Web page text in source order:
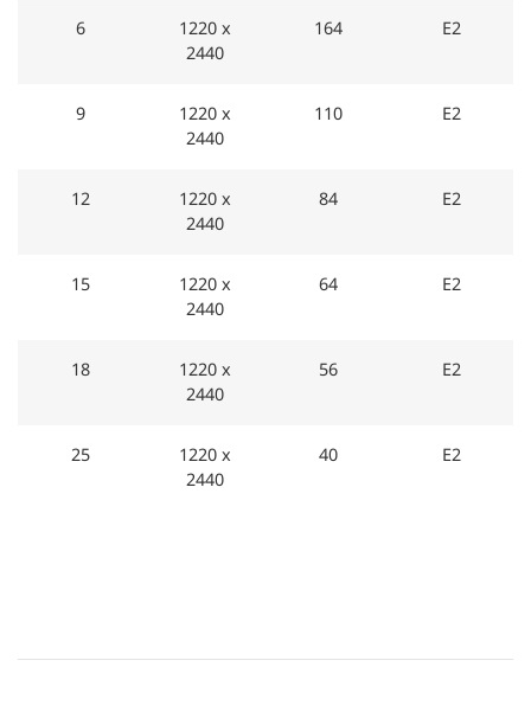
6
1220 x
2440
164 E2
9
1220 x
2440
110 E2
12
1220 x
2440
84 E2
15
1220 x
2440
64 E2
18
1220 x
2440
56 E2
25
1220 x
2440
40 E2